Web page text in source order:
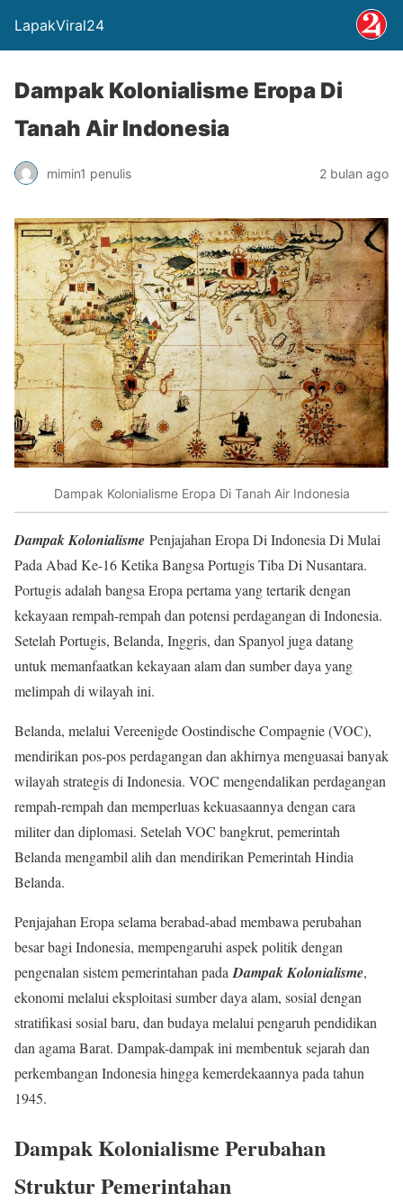
LapakViral24
Dampak Kolonialisme Eropa Di
Tanah Air Indonesia
mimin1 penulis 2 bulan ago
Dampak Kolonialisme Eropa Di Tanah Air Indonesia
Dampak Kolonialisme Penjajahan Eropa Di Indonesia Di Mulai
Pada Abad Ke-16 Ketika Bangsa Portugis Tiba Di Nusantara.
Portugis adalah bangsa Eropa pertama yang tertarik dengan
kekayaan rempah-rempah dan potensi perdagangan di Indonesia.
Setelah Portugis, Belanda, Inggris, dan Spanyol juga datang
untuk memanfaatkan kekayaan alam dan sumber daya yang
melimpah di wilayah ini.
Belanda, melalui Vereenigde Oostindische Compagnie (VOC),
mendirikan pos-pos perdagangan dan akhirnya menguasai banyak
wilayah strategis di Indonesia. VOC mengendalikan perdagangan
rempah-rempah dan memperluas kekuasaannya dengan cara
militer dan diplomasi. Setelah VOC bangkrut, pemerintah
Belanda mengambil alih dan mendirikan Pemerintah Hindia
Belanda.
Penjajahan Eropa selama berabad-abad membawa perubahan
besar bagi Indonesia, mempengaruhi aspek politik dengan
pengenalan sistem pemerintahan pada Dampak Kolonialisme,
ekonomi melalui eksploitasi sumber daya alam, sosial dengan
stratifikasi sosial baru, dan budaya melalui pengaruh pendidikan
dan agama Barat. Dampak-dampak ini membentuk sejarah dan
perkembangan Indonesia hingga kemerdekaannya pada tahun
1945.
Dampak Kolonialisme Perubahan
Struktur Pemerintahan